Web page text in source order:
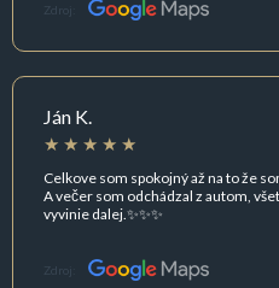
Zdroj:
Ján K.
Celkove som spokojný až na to že
A večer som odchádzal z autom,
vyvinie dalej.✨✨✨
Zdroj: